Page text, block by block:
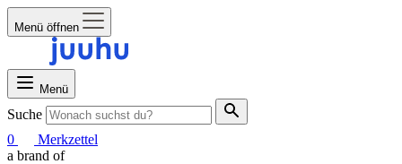
Menü öffnen
Menü
Suche
0
Merkzettel
a brand of